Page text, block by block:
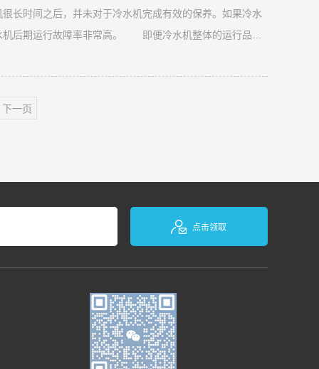
长时间之后，并未对于冷水机完成有效的保养。如果冷水
机后期运行故障率非常高。 即便冷水机整体的运行品质
下一页
点击领取